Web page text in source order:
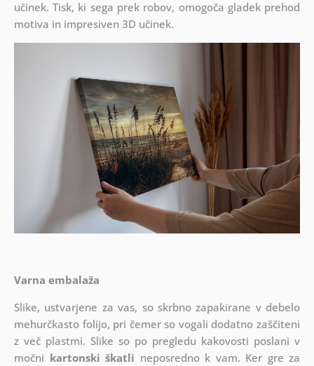
učinek. Tisk, ki sega prek robov, omogoča gladek prehod
motiva in impresiven 3D učinek.
Varna embalaža
Slike, ustvarjene za vas, so skrbno zapakirane v debelo
mehurčkasto folijo, pri čemer so vogali dodatno zaščiteni
z več plastmi. Slike so po pregledu kakovosti poslani v
močni kartonski škatli neposredno k vam. Ker gre za